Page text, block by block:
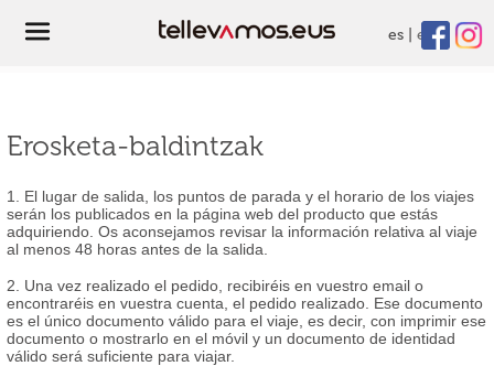
es eu
Erosketa-baldintzak
1. El lugar de salida, los puntos de parada y el horario de los viajes
serán los publicados en la página web del producto que estás
adquiriendo. Os aconsejamos revisar la información relativa al viaje
al menos 48 horas antes de la salida.
2. Una vez realizado el pedido, recibiréis en vuestro email o
encontraréis en vuestra cuenta, el pedido realizado. Ese documento
es el único documento válido para el viaje, es decir, con imprimir ese
documento o mostrarlo en el móvil y un documento de identidad
válido será suficiente para viajar.